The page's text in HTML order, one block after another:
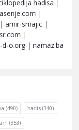
hadisa |
|
| amir-smajic |
|
d-o.org | namaz.ba
(490) hadis (340)
(353)